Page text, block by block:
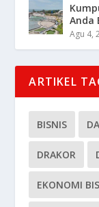
Anda
Agu 4,
ARTIKEL
BISNIS
DRAKOR
EKONOMI